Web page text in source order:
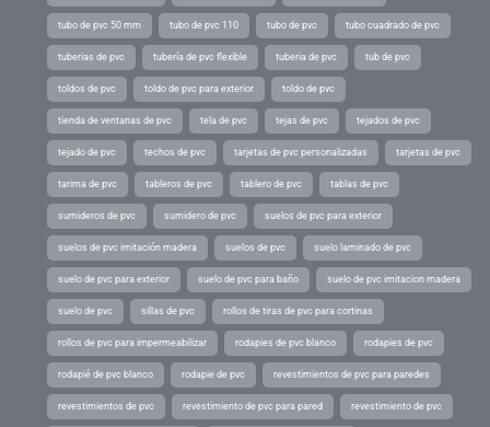
tubo de pvc 50 mm tubo de pvc 110 tubo de pvc tubo cuadrado de pvc
tuberias de pvc tubería de pvc flexible tuberia de pvc tub de pvc
toldos de pvc toldo de pvc para exterior toldo de pvc
tienda de ventanas de pvc tela de pvc tejas de pvc tejados de pvc
tejado de pvc techos de pvc tarjetas de pvc personalizadas tarjetas de pvc
tarima de pvc tableros de pvc tablero de pvc tablas de pvc
sumideros de pvc sumidero de pvc suelos de pvc para exterior
suelos de pvc imitación madera suelos de pvc suelo laminado de pvc
suelo de pvc para exterior suelo de pvc para baño suelo de pvc imitacion madera
suelo de pvc sillas de pvc rollos de tiras de pvc para cortinas
rollos de pvc para impermeabilizar rodapies de pvc blanco rodapies de pvc
rodapié de pvc blanco rodapie de pvc revestimientos de pvc para paredes
revestimientos de pvc revestimiento de pvc para pared revestimiento de pvc